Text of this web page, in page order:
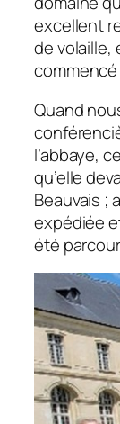
excellent
de volaille,
Quand
l’abbaye,
qu’elle
Beauvais ;
expédiée
été